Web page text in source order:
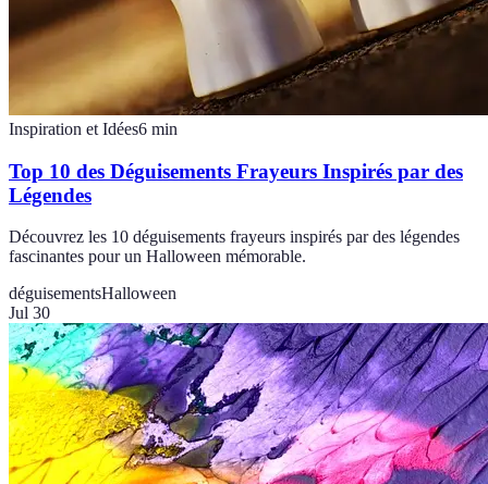
Inspiration et Idées6 min
Top 10 des Déguisements Frayeurs Inspirés par des
Légendes
Découvrez les 10 déguisements frayeurs inspirés par des légendes
fascinantes pour un Halloween mémorable.
déguisementsHalloween
Jul 30